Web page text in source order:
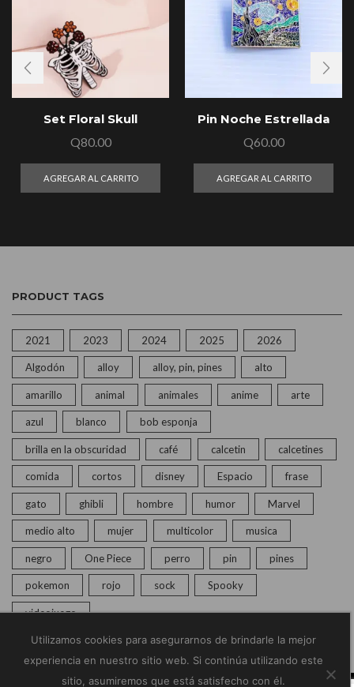
Set Floral Skull
Q80.00
AGREGAR AL CARRITO
Pin Noche Estrellada
Q60.00
AGREGAR AL CARRITO
PRODUCT TAGS
2021 2023 2024 2025 2026
Algodón alloy alloy, pin, pines alto
amarillo animal animales anime arte
azul blanco bob esponja
brilla en la obscuridad café calcetin calcetines
comida cortos disney Espacio frase
gato ghibli hombre humor Marvel
medio alto mujer multicolor musica
negro One Piece perro pin pines
pokemon rojo sock Spooky
videojuego
Utilizamos cookies para asegurarnos de brindarle la mejor
experiencia en nuestro sitio web. Si continúa utilizando este
sitio, asumiremos que está satisfecho con él.